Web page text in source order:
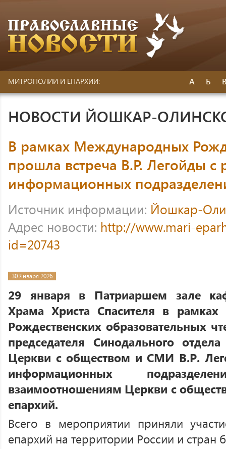
МИТРОПОЛИИ И ЕПАРХИИ: А Б
НОВОСТИ ЙОШКАР-
В рамках Международных
прошла встреча В.Р. Легойды с
информационных
Источник информации: Йошкар-
Адрес новости: http://www.mari-
id=20743
30 Января 2026
29 января в Патриаршем зале
Храма Христа Спасителя в
Рождественских образовательных
председателя Синодального
Церкви с обществом и СМИ В.Р.
информационных
взаимоотношениям Церкви с
епархий.
Всего в мероприятии приняли
епархий на территории России и стран